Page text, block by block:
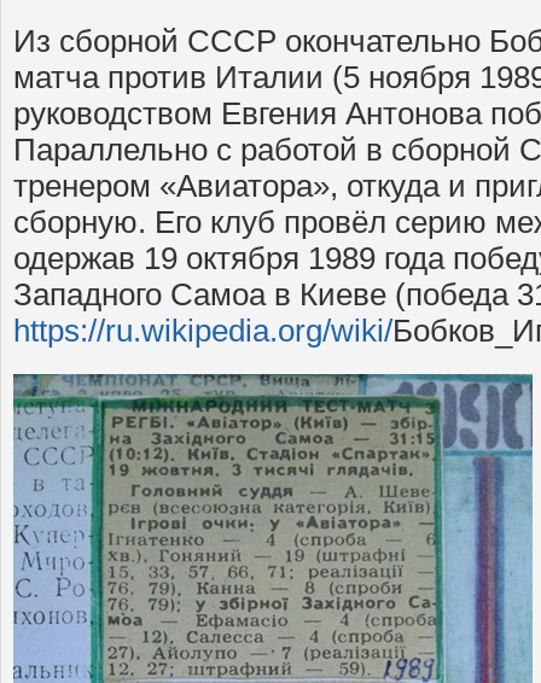
Из сборной СССР окончательно
матча против Италии (5 ноября
руководством Евгения Антонова
Параллельно с работой в сборной
тренером «Авиатора», откуда и
сборную. Его клуб провёл серию
одержав 19 октября 1989 года
Западного Самоа в Киеве (победа
https://ru.wikipedia.org/wiki/